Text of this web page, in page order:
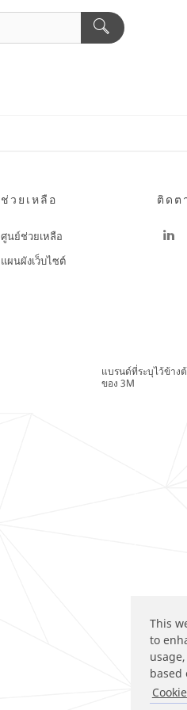
This
to
based
ช่วยเหลือ
ศูนย์ช่วยเหลือ
แผนผังเว็บไซต์
ติดต
แบรนด์ที่ระบุไว้ข้าง
ของ 3M